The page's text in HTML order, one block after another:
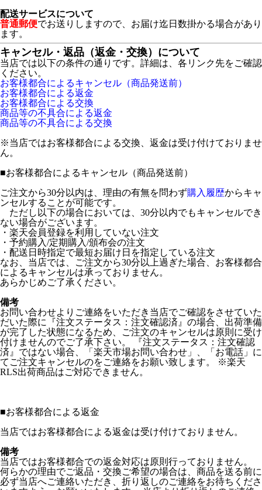
配送サービスについて
普通郵便でお送りしますので、お届け迄日数掛かる場合があり
ます。
キャンセル・返品（返金・交換）について
当店では以下の条件の通りです。詳細は、各リンク先をご確認
ください。
お客様都合によるキャンセル（商品発送前）
お客様都合による返金
お客様都合による交換
商品等の不具合による返金
商品等の不具合による交換
※当店ではお客様都合による交換、返金は受け付けておりませ
ん。
■お客様都合によるキャンセル（商品発送前）
ご注文から30分以内は、理由の有無を問わず購入履歴からキャ
ンセルすることが可能です。
ただし以下の場合においては、30分以内でもキャンセルでき
ない場合がございます。
・楽天会員登録を利用していない注文
・予約購入/定期購入/頒布会の注文
・配送日時指定で最短お届け日を指定している注文
なお、当店では、ご注文から30分以上過ぎた場合、お客様都合
によるキャンセルは承っておりません。
あらかじめご了承ください。
備考
お問い合わせよりご連絡をいただき当店でご確認をさせていた
だいた際に『注文ステータス：注文確認済』の場合、出荷準備
が完了した状態になるため、ご注文のキャンセルは原則に受け
付けませんのでご了承下さい。 『注文ステータス：注文確認
済』ではない場合、「楽天市場お問い合わせ」、「お電話」に
てご注文キャンセルのをご連絡をお願い致します。 ※楽天
RLS出荷商品はご対応できません。
■お客様都合による返金
当店ではお客様都合による返金は受け付けておりません。
備考
当店ではお客様都合での返金対応は原則行っておりません。
何らかの理由でご返品・交換ご希望の場合は、商品を送る前に
必ず当店へご連絡いただき、折り返しのご連絡をお待ちくださ